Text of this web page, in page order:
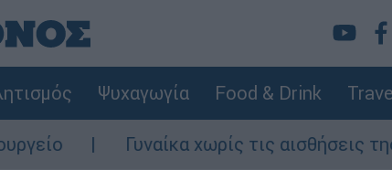
Ψυχαγωγία Food & Drink
Γυναίκα χωρίς τις αισθήσεις της σε